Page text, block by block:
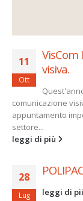
11
Ott
visiva.
comunicazione
appuntamento
settore...
leggi di più
28
Lug leggi di